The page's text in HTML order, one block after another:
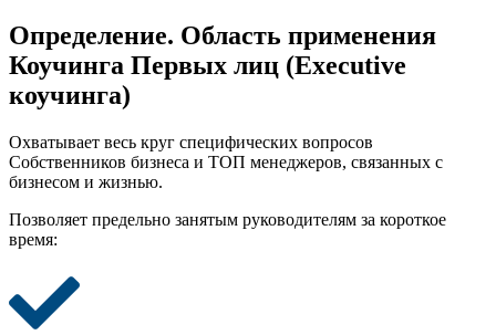
Определение. Область применения
Коучинга Первых лиц (Executive
коучинга)
Охватывает весь круг специфических вопросов
Собственников бизнеса и ТОП менеджеров, связанных с
бизнесом и жизнью.
Позволяет предельно занятым руководителям за короткое
время: